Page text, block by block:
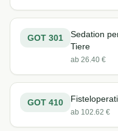
GOT 301
Sedation
Tiere
ab 26.40 €
GOT 410
ab 102.62 €